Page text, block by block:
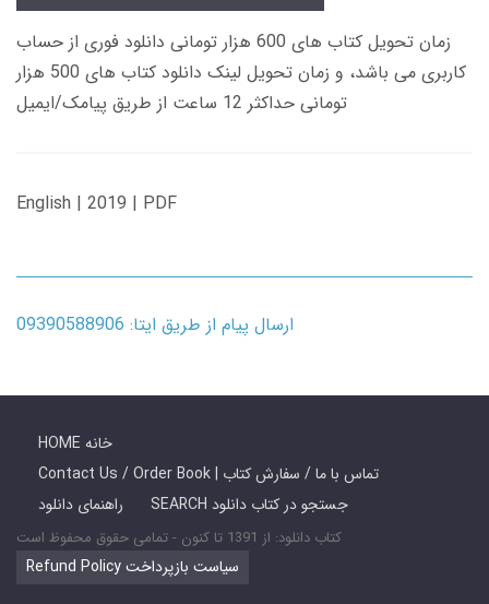
زمان تحویل کتاب های 600 هزار تومانی دانلود فوری از حساب
کاربری می باشد، و زمان تحویل لینک دانلود کتاب های 500 هزار
تومانی حداکثر 12 ساعت از طریق پیامک/ایمیل
English | 2019 | PDF
ارسال پیام از طریق ایتا: 09390588906
HOME خانه
Contact Us / Order Book | تماس با ما / سفارش کتاب
راهنمای دانلود
SEARCH جستجو در کتاب دانلود
کتاب دانلود: از 1391 تا کنون - تمامی حقوق محفوظ است
Refund Policy سیاست بازپرداخت